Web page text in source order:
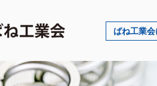
ばね工業